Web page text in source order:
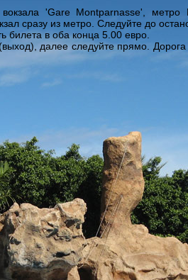
'Gare Montparnasse', метро
сразу из метро. Следуйте до
билета в оба конца 5.00 евро.
далее следуйте прямо. Дорога